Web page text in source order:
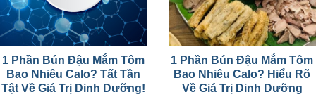
1 Phần Bún Đậu Mắm Tôm
Bao Nhiêu Calo? Tất Tần
Tật Về Giá Trị Dinh Dưỡng!
1 Phần Bún Đậu Mắm Tôm
Bao Nhiêu Calo? Hiểu Rõ
Về Giá Trị Dinh Dưỡng